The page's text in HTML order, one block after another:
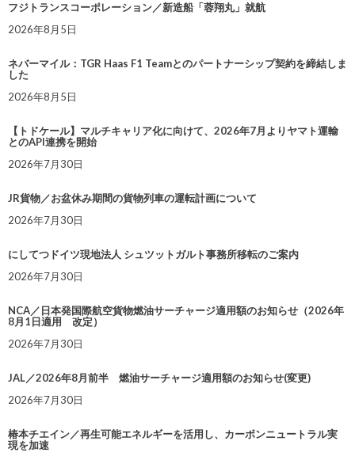
フジトランスコーポレーション／新造船「蓉翔丸」就航
2026年8月5日
ネバーマイル：TGR Haas F1 Teamとのパートナーシップ契約を締結しま
した
2026年8月5日
【トドケール】マルチキャリア化に向けて、2026年7月よりヤマト運輸
とのAPI連携を開始
2026年7月30日
JR貨物／お盆休み期間の貨物列車の運転計画について
2026年7月30日
にしてつドイツ現地法人 シュツットガルト事務所移転のご案内
2026年7月30日
NCA／日本発国際航空貨物燃油サーチャージ適用額のお知らせ（2026年
8月1日適用 改定）
2026年7月30日
JAL／2026年8月前半 燃油サーチャージ適用額のお知らせ(変更)
2026年7月30日
椿本チエイン／再生可能エネルギーを活用し、カーボンニュートラル実
現を加速